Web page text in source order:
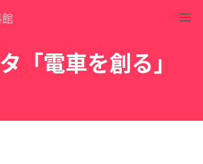
「電車を創る」